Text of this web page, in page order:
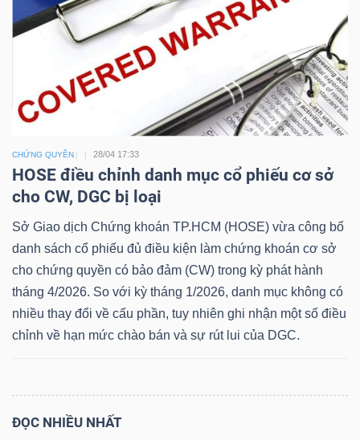
CHỨNG QUYỀN 28/04 17:33
HOSE điều chỉnh danh mục cổ phiếu cơ sở
cho CW, DGC bị loại
Sở Giao dịch Chứng khoán TP.HCM (HOSE) vừa công bố
danh sách cổ phiếu đủ điều kiện làm chứng khoán cơ sở
cho chứng quyền có bảo đảm (CW) trong kỳ phát hành
tháng 4/2026. So với kỳ tháng 1/2026, danh mục không có
nhiều thay đổi về cấu phần, tuy nhiên ghi nhận một số điều
chỉnh về hạn mức chào bán và sự rút lui của DGC.
ĐỌC NHIỀU NHẤT
đầu
Truyền
thông
tài
chính
liệu